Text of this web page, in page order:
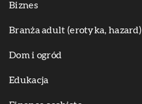
Biznes
Branża adult (erotyka, hazard)
Dom i ogród
Edukacja